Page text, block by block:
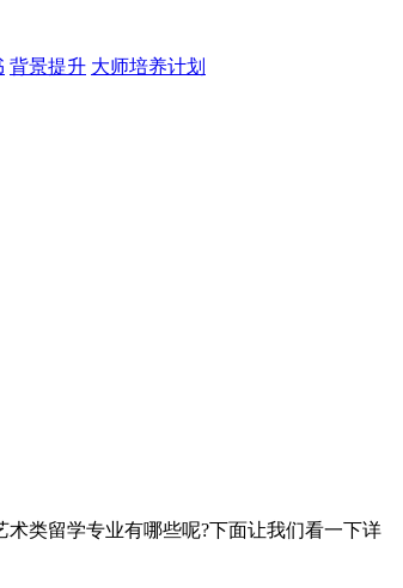
背景提升 大师培养计划
类留学专业有哪些呢?下面让我们看一下详